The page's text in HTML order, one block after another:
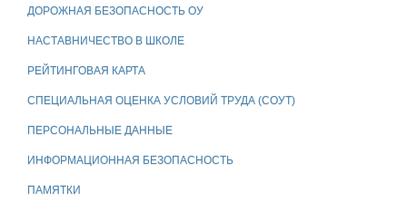
ДОРОЖНАЯ БЕЗОПАСНОСТЬ ОУ
НАСТАВНИЧЕСТВО В ШКОЛЕ
РЕЙТИНГОВАЯ КАРТА
СПЕЦИАЛЬНАЯ ОЦЕНКА УСЛОВИЙ ТРУДА (СОУТ)
ПЕРСОНАЛЬНЫЕ ДАННЫЕ
ИНФОРМАЦИОННАЯ БЕЗОПАСНОСТЬ
ПАМЯТКИ